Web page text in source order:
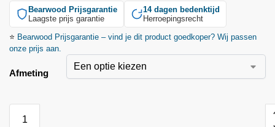
Bearwood Prijsgarantie
Laagste prijs garantie
14 dagen bedenktijd
Herroepingsrecht
⭐ Bearwood Prijsgarantie – vind je dit product goedkoper? Wij passen
onze prijs aan.
Afmeting